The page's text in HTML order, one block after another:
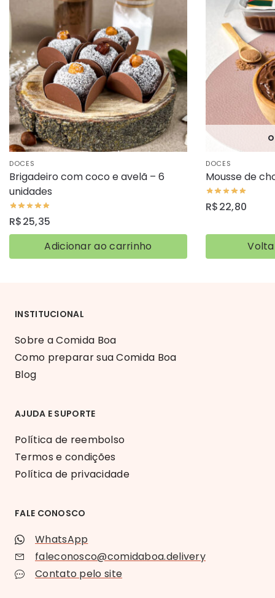
DOCES
Brigadeiro com coco e avelã – 6
unidades
R$25,35
Adicionar ao carrinho
DOCES
Mousse de
R$22,80
INSTITUCIONAL
Sobre a Comida Boa
Como preparar sua Comida Boa
Blog
AJUDA E SUPORTE
Política de reembolso
Termos e condições
Política de privacidade
FALE CONOSCO
WhatsApp
faleconosco@comidaboa.delivery
Contato pelo site